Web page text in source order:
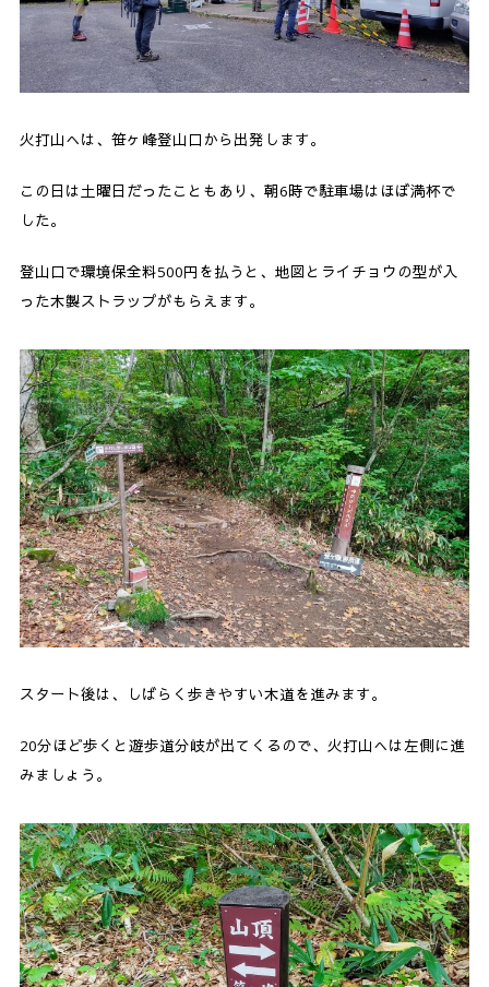
火打山へは、笹ヶ峰登山口から出発します。
この日は土曜日だったこともあり、朝6時で駐車場はほぼ満杯で
した。
登山口で環境保全料500円を払うと、地図とライチョウの型が入
った木製ストラップがもらえます。
スタート後は、しばらく歩きやすい木道を進みます。
20分ほど歩くと遊歩道分岐が出てくるので、火打山へは左側に進
みましょう。